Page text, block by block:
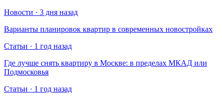
Новости · 3 дня назад
Варианты планировок квартир в современных новостройках
Статьи · 1 год назад
Где лучше снять квартиру в Москве: в пределах МКАД или
Подмосковья
Статьи · 1 год назад